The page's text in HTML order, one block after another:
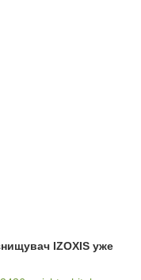
IZOXIS уже